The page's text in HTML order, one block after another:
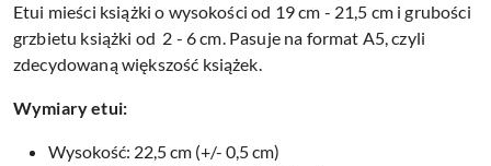
Etui mieści książki o wysokości od 19 cm - 21,5 cm i grubości
grzbietu książki od 2 - 6 cm. Pasuje na format A5, czyli
zdecydowaną większość książek.
Wymiary etui:
Wysokość: 22,5 cm (+/- 0,5 cm)